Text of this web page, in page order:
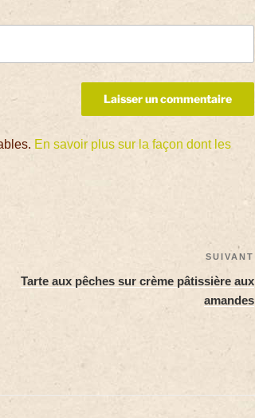
En savoir plus sur la façon dont les
SUIVANT
Tarte aux pêches sur crème pâtissière aux
amandes